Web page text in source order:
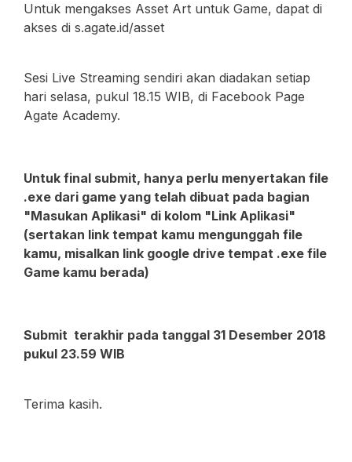
Untuk mengakses Asset Art untuk Game, dapat di
akses di s.agate.id/asset
Sesi Live Streaming sendiri akan diadakan setiap
hari selasa, pukul 18.15 WIB, di Facebook Page
Agate Academy.
Untuk final submit, hanya perlu menyertakan file
.exe dari game yang telah dibuat pada bagian
"Masukan Aplikasi" di kolom "Link Aplikasi"
(sertakan link tempat kamu mengunggah file
kamu, misalkan link google drive tempat .exe file
Game kamu berada)
Submit terakhir pada tanggal 31 Desember 2018
pukul 23.59 WIB
Terima kasih.